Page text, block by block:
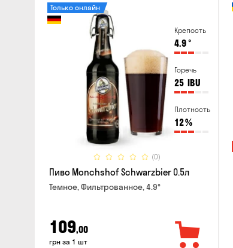
Крепость
4.9°
Горечь
25 IBU
Плотность
12%
(0)
Только онлайн
Пиво Monchshof Schwarzbier 0.5л
Темное, Фильтрованное, 4.9°
109,00
грн за 1 шт